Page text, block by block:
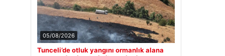
05/08/2026
Tunceli’de otluk yangını ormanlık alana